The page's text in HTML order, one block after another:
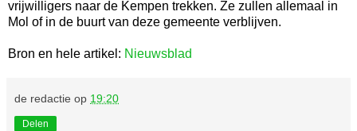
vrijwilligers naar de Kempen trekken. Ze zullen allemaal in
Mol of in de buurt van deze gemeente verblijven.
Bron en hele artikel: Nieuwsblad
de redactie op 19:20
Delen